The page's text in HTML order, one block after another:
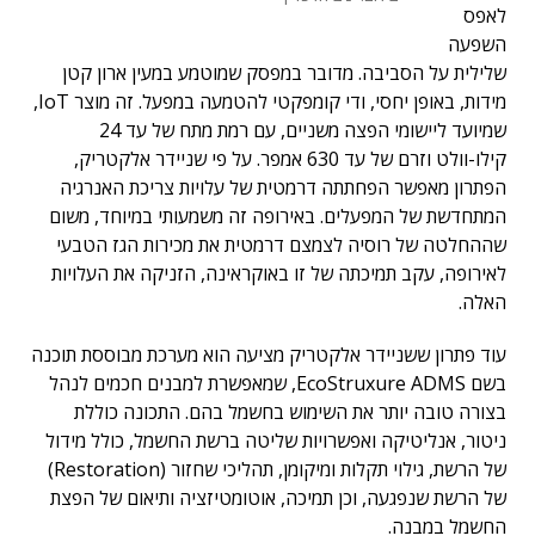
לאפס
השפעה
שלילית על הסביבה. מדובר במפסק שמוטמע במעין ארון קטן
מידות, באופן יחסי, ודי קומפקטי להטמעה במפעל. זה מוצר IoT,
שמיועד ליישומי הפצה משניים, עם רמת מתח של עד 24
קילו-וולט וזרם של עד 630 אמפר. על פי שניידר אלקטריק,
הפתרון מאפשר הפחתתה דרמטית של עלויות צריכת האנרגיה
המתחדשת של המפעלים. באירופה זה משמעותי במיוחד, משום
שההחלטה של רוסיה לצמצם דרמטית את מכירות הגז הטבעי
לאירופה, עקב תמיכתה של זו באוקראינה, הזניקה את העלויות
האלה.
עוד פתרון ששניידר אלקטריק מציעה הוא מערכת מבוססת תוכנה
בשם EcoStruxure ADMS, שמאפשרת למבנים חכמים לנהל
בצורה טובה יותר את השימוש בחשמל בהם. התכונה כוללת
ניטור, אנליטיקה ואפשרויות שליטה ברשת החשמל, כולל מידול
של הרשת, גילוי תקלות ומיקומן, תהליכי שחזור (Restoration)
של הרשת שנפגעה, וכן תמיכה, אוטומטיזציה ותיאום של הפצת
החשמל במבנה.